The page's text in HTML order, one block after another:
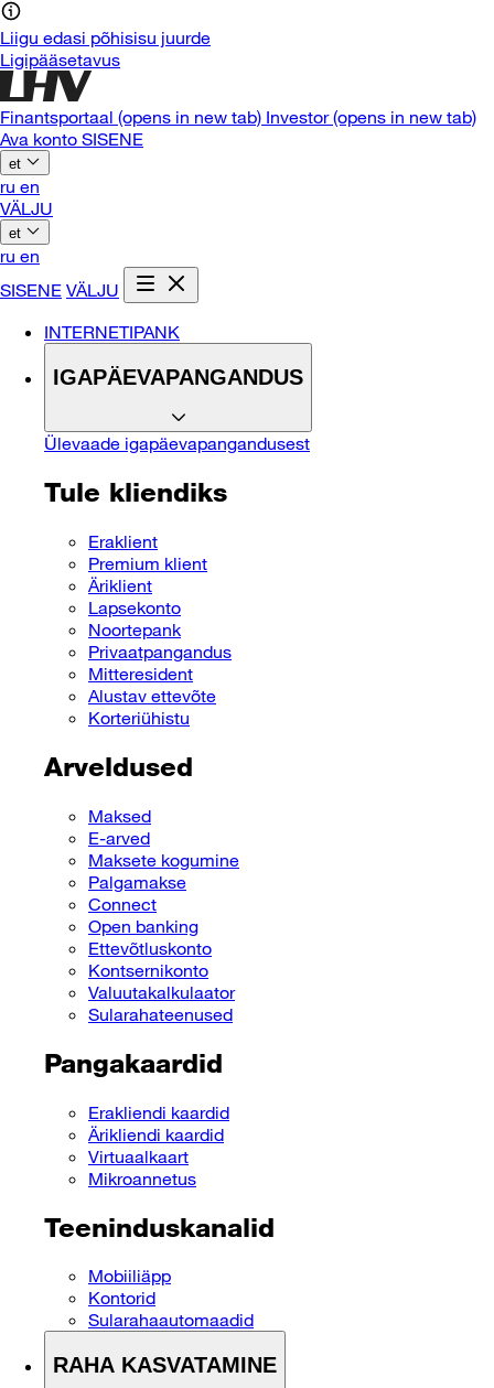
Liigu edasi põhisisu juurde
Ligipääsetavus
Finantsportaal (opens in new tab) Investor(opens in new tab)
Ava konto SISENE
et
ru en
VÄLJU
et
ru en
SISENE VÄLJU
INTERNETIPANK
IGAPÄEVAPANGANDUS
Ülevaade igapäevapangandusest
Tule kliendiks
Eraklient
Premium klient
Äriklient
Lapsekonto
Noortepank
Privaatpangandus
Mitteresident
Alustav ettevõte
Korteriühistu
Arveldused
Maksed
E-arved
Maksete kogumine
Palgamakse
Connect
Open banking
Ettevõtluskonto
Kontsernikonto
Valuutakalkulaator
Sularahateenused
Pangakaardid
Erakliendi kaardid
Ärikliendi kaardid
Virtuaalkaart
Mikroannetus
Teeninduskanalid
Mobiiliäpp
Kontorid
Sularahaautomaadid
RAHA KASVATAMINE